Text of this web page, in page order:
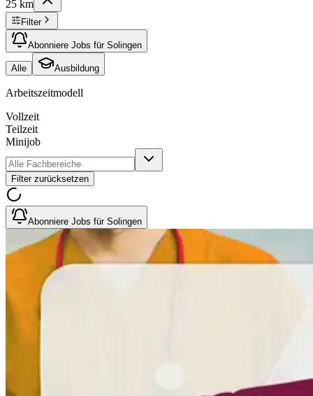
25 km
Filter
Abonniere Jobs für Solingen
Alle Ausbildung
Arbeitszeitmodell
Vollzeit
Teilzeit
Minijob
Filter zurücksetzen
Abonniere Jobs für Solingen